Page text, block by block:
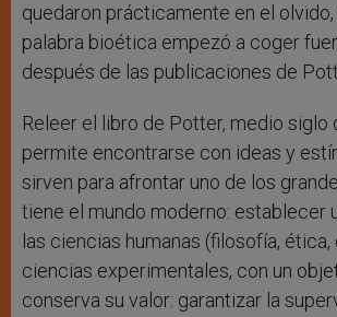
quedaron prácticamente en el
palabra bioética empezó a coger
después de las publicaciones de
Releer el libro de Potter, medio siglo
permite encontrarse con ideas y
sirven para afrontar uno de los
tiene el mundo moderno: establecer
las ciencias humanas (filosofía, ética,
ciencias experimentales, con un
conserva su valor: garantizar la